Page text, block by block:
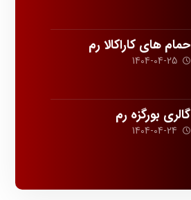
حمام های کاراکالا رم
1404-04-25
گالری بورگزه رم
1404-04-24